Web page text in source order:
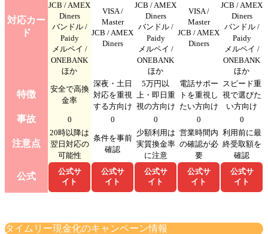
対応カー
ド
JCB / AMEX
Diners
バンドル /
Paidy
メルペイ /
ONEBANK
ほか
VISA /
Master
JCB / AMEX
Diners
JCB / AMEX
Diners
バンドル /
Paidy
メルペイ /
ONEBANK
ほか
VISA /
Master
JCB / AMEX
Diners
JCB / AMEX
Diners
バンドル /
Paidy
メルペイ /
ONEBANK
ほか
特徴
安全で高換
金率
深夜・土日
対応を重視
する方向け
5万円以
上・即日重
視の方向け
電話サポー
トを重視し
たい方向け
スピード重
視で選びた
い方向け
事故 0 0 0 0 0
注意点
20時以降は
翌日対応の
可能性
条件を事前
確認
少額利用は
実質換金率
に注意
営業時間内
の確認が必
要
利用前に最
終受取額を
確認
公式
公式サ
イト
公式サ
イト
公式サ
イト
公式サ
イト
公式サ
イト
タイムリー現金化のキャンペーン情報